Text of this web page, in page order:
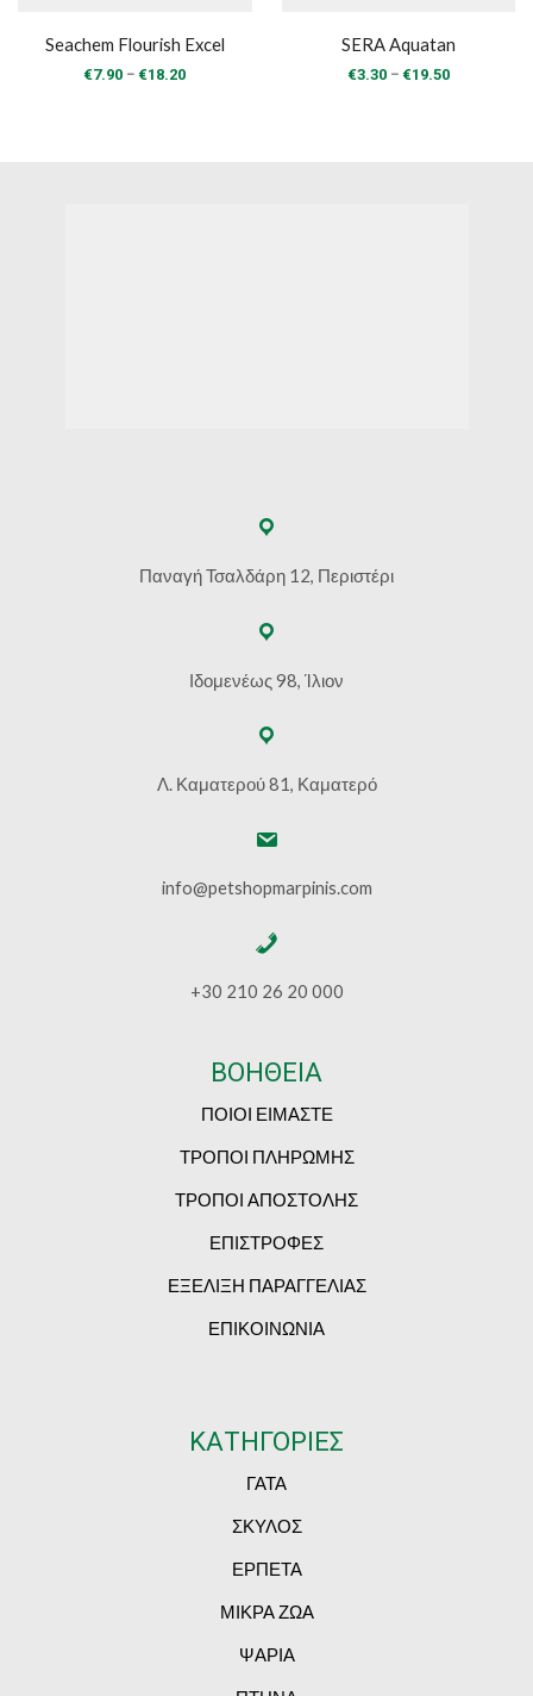
Seachem Flourish Excel
€7.90 – €18.20Price
SERA Aquatan
€3.30 – €19.50Price
Παναγή Τσαλδάρη 12, Περιστέρι
Ιδομενέως 98, Ίλιον
Λ. Καματερού 81, Καματερό
info@petshopmarpinis.com
+30 210 26 20 000
ΒΟΗΘΕΙΑ
ΠΟΙΟΙ ΕΙΜΑΣΤΕ
ΤΡΟΠΟΙ ΠΛΗΡΩΜΗΣ
ΤΡΟΠΟΙ ΑΠΟΣΤΟΛΗΣ
ΕΠΙΣΤΡΟΦΕΣ
ΕΞΕΛΙΞΗ ΠΑΡΑΓΓΕΛΙΑΣ
ΕΠΙΚΟΙΝΩΝΙΑ
ΚΑΤΗΓΟΡΙΕΣ
ΓΑΤΑ
ΣΚΥΛΟΣ
ΕΡΠΕΤΑ
ΜΙΚΡΑ ΖΩΑ
ΨΑΡΙΑ